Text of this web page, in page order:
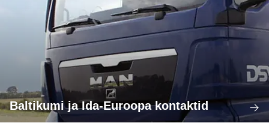
Baltikumi ja Ida-Euroopa kontaktid